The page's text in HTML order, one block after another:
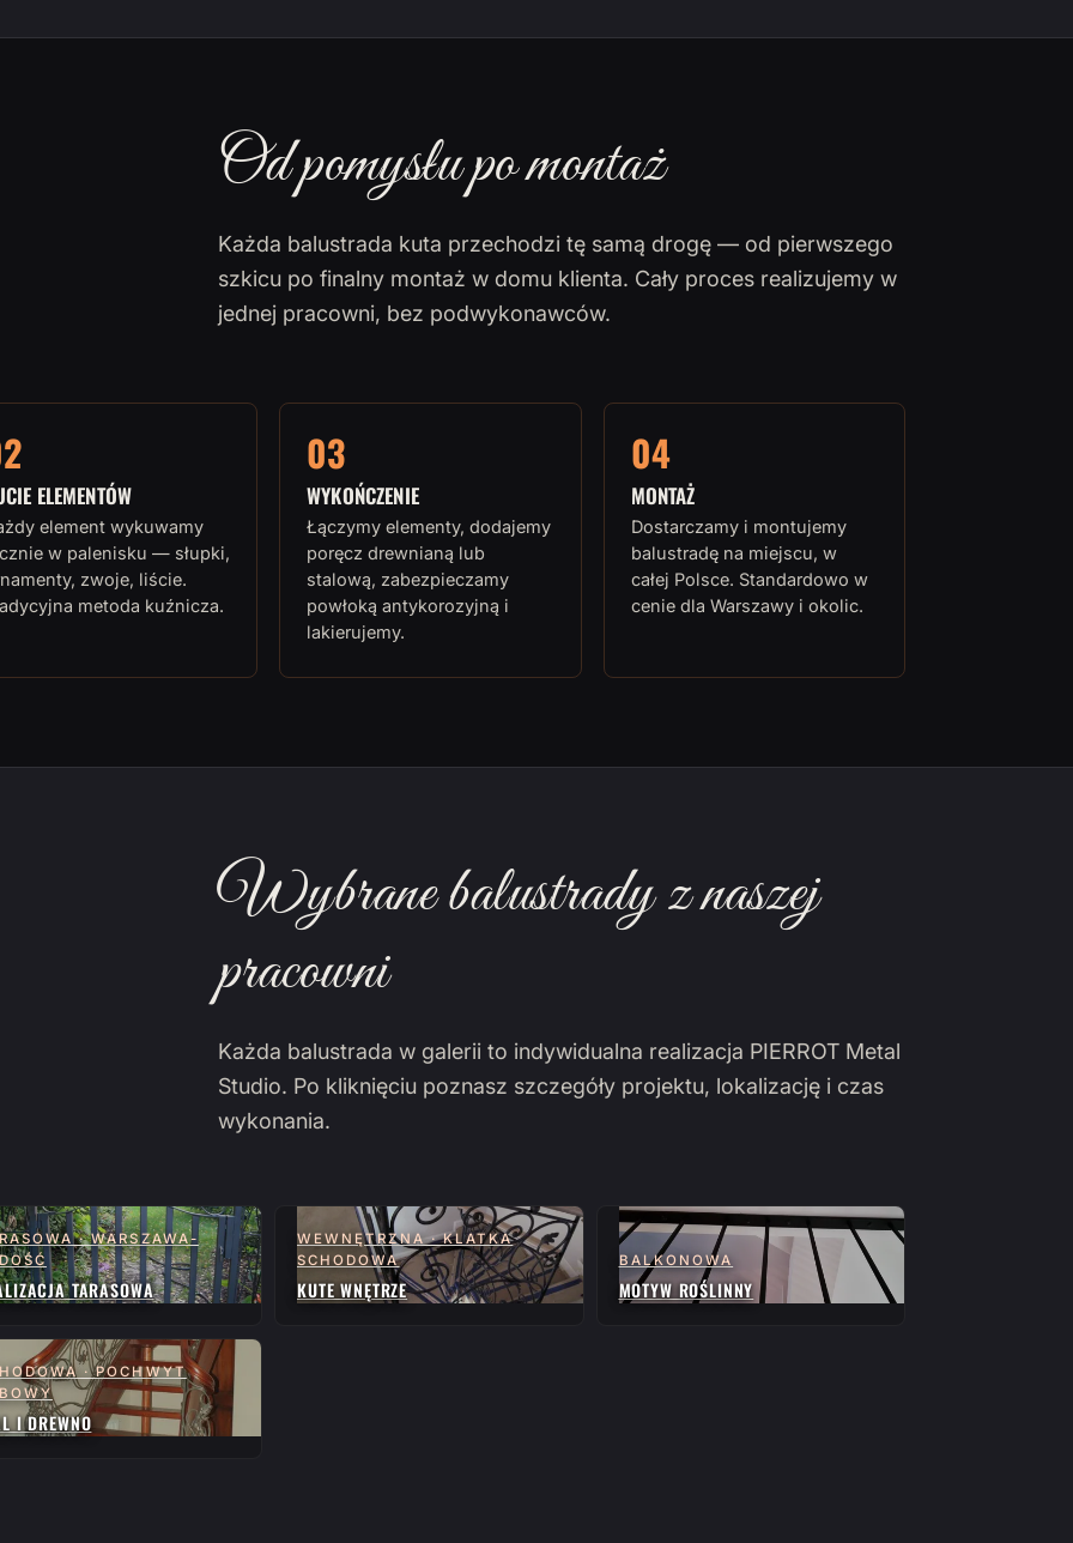
Od pomysłu po montaż
Każda balustrada kuta przechodzi tę samą drogę — od pierwszego
szkicu po finalny montaż w domu klienta. Cały proces realizujemy w
jednej pracowni, bez podwykonawców.
ELEMENTÓW
element wykuwamy
w palenisku — słupki,
zwoje, liście.
metoda kuźnicza.
03
WYKOŃCZENIE
Łączymy elementy, dodajemy
poręcz drewnianą lub
stalową, zabezpieczamy
powłoką antykorozyjną i
lakierujemy.
04
MONTAŻ
Dostarczamy i montujemy
balustradę na miejscu, w
całej Polsce. Standardowo w
cenie dla Warszawy i okolic.
Wybrane balustrady z naszej
pracowni
Każda balustrada w galerii to indywidualna realizacja PIERROT Metal
Studio. Po kliknięciu poznasz szczegóły projektu, lokalizację i czas
wykonania.
· WARSZAWA-
TARASOWA
WEWNĘTRZNA · KLATKA
SCHODOWA
KUTE WNĘTRZE
BALKONOWA
MOTYW ROŚLINNY
· POCHWYT
I DREWNO